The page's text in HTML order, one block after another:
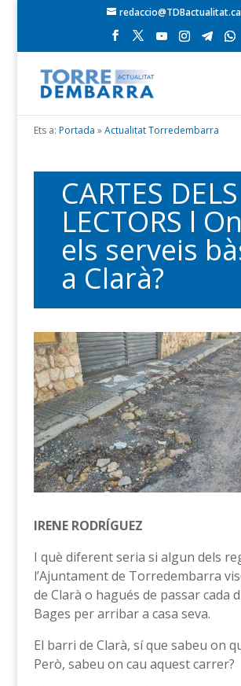
Ets a: Portada »Actualitat Torredembarra
CARTES DELS
LECTORS l
els serveis
a Clarà?
IRENE RODRÍGUEZ
I què diferent seria si algun dels
l’Ajuntament de Torredembarra
de Clarà o hagués de passar cada
Bages per arribar a casa seva.
El barri de Clarà, sí que sabeu on
Però, sabeu on cau aquest carrer?